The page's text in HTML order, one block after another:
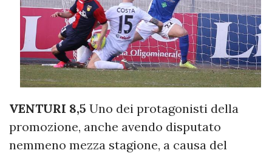
VENTURI 8,5 Uno dei protagonisti della
promozione, anche avendo disputato
nemmeno mezza stagione, a causa del